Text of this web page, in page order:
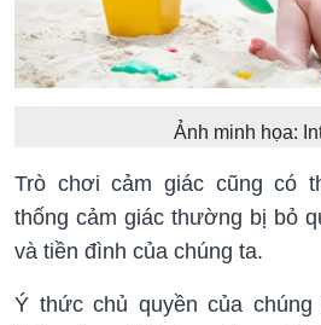
Ảnh minh họa:
Trò chơi cảm giác cũng có
thống cảm giác thường bị bỏ
và tiền đình của chúng ta.
Ý thức chủ quyền của